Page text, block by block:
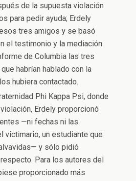
de la supuesta violación
para pedir ayuda; Erdely
tres amigos y se basó
el testimonio y la mediación
de Columbia las tres
habrían hablado con la
hubiera contactado.
Phi Kappa Psi, donde
Erdely proporcionó
—ni fechas ni las
victimario, un estudiante que
y sólo pidió
Para los autores del
proporcionado más